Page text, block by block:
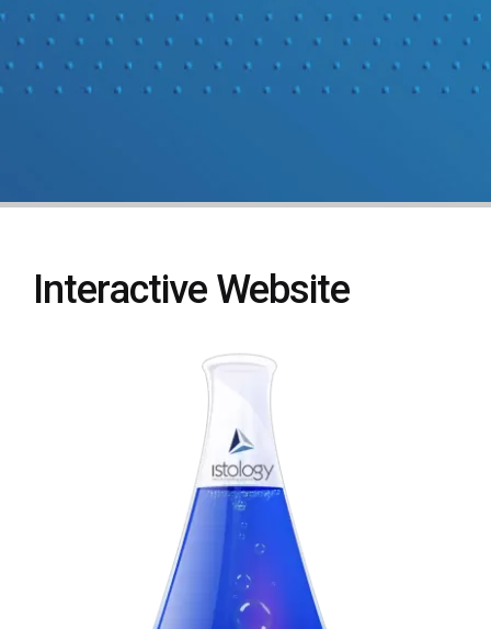
Interactive Website